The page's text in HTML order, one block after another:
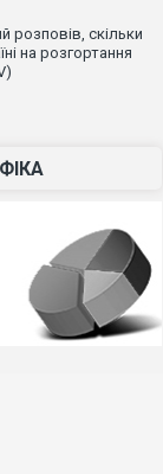
розповів, скільки
на розгортання